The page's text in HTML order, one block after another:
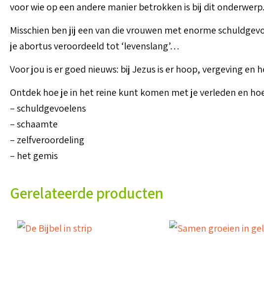
voor wie op een andere manier betrokken is bij dit onderwerp.
Misschien ben jij een van die vrouwen met enorme
je abortus veroordeeld tot ‘levenslang’…
Voor jou is er goed nieuws: bij Jezus is er hoop, vergeving
Ontdek hoe je in het reine kunt komen met je verleden en
– schuldgevoelens
– schaamte
– zelfveroordeling
– het gemis
Gerelateerde producten